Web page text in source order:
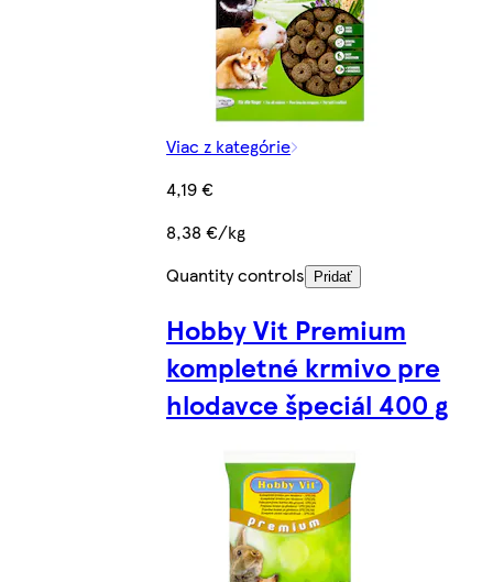
Viac z kategórie
4,19 €
8,38 €/kg
Quantity controls
Pridať
Hobby Vit Premium
kompletné krmivo pre
hlodavce špeciál 400 g